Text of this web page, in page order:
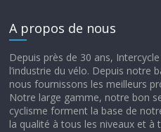
A propos de nous
Depuis près de 30 ans,
l’industrie du vélo. Depuis notre
nous fournissons les meilleurs
Notre large gamme, notre bon
cyclisme forment la base de
la qualité à tous les niveaux et à